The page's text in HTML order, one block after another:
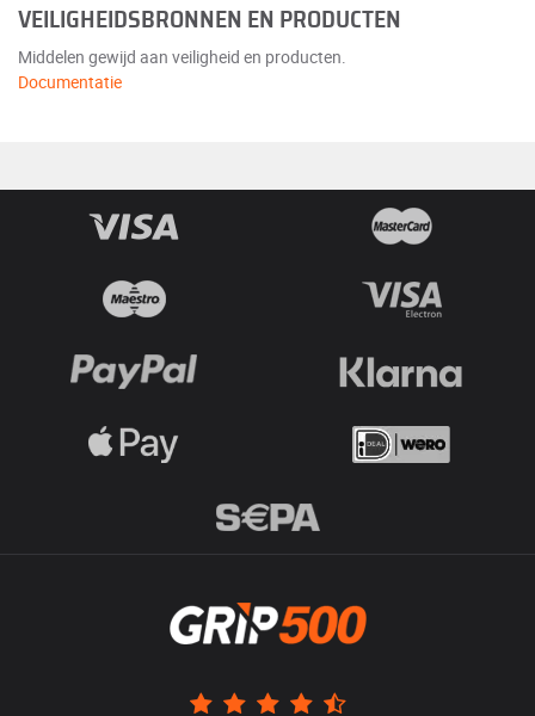
VEILIGHEIDSBRONNEN EN PRODUCTEN
Middelen gewijd aan veiligheid en producten.
Documentatie